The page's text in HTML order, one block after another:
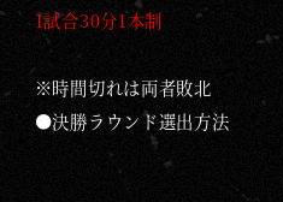
1試合30分1本制
※時間切れは両者敗北
●決勝ラウンド選出方法